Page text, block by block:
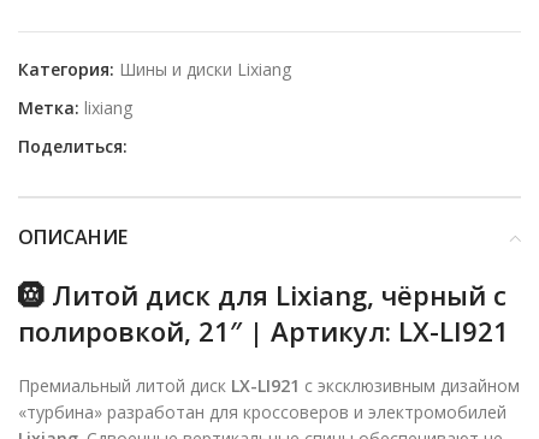
Категория: Шины и диски Lixiang
Метка: lixiang
Поделиться:
ОПИСАНИЕ
🛞 Литой диск для Lixiang, чёрный с
полировкой, 21″ | Артикул: LX-LI921
Премиальный литой диск LX-LI921 с эксклюзивным дизайном
«турбина» разработан для кроссоверов и электромобилей